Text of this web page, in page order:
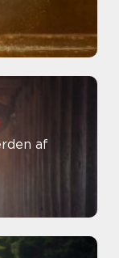
af